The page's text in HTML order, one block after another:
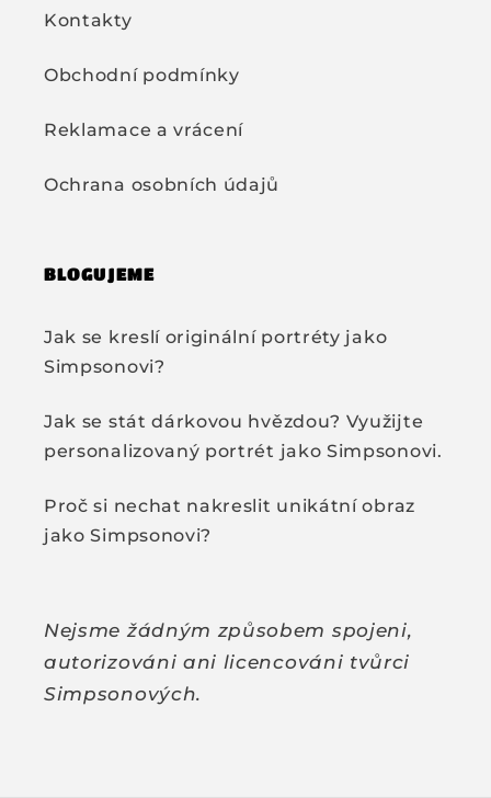
Kontakty
Obchodní podmínky
Reklamace a vrácení
Ochrana osobních údajů
BLOGUJEME
Jak se kreslí originální portréty jako
Simpsonovi?
Jak se stát dárkovou hvězdou? Využijte
personalizovaný portrét jako Simpsonovi.
Proč si nechat nakreslit unikátní obraz
jako Simpsonovi?
Nejsme žádným způsobem spojeni,
autorizováni ani licencováni tvůrci
Simpsonových.